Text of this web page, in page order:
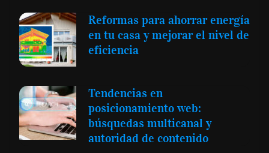
Reformas para ahorrar energía
en tu casa y mejorar el nivel de
eficiencia
Tendencias en
posicionamiento web:
búsquedas multicanal y
autoridad de contenido